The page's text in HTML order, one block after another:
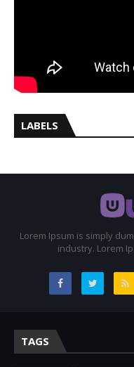
LABELS
Lorem Ipsum is simply
industry. Lorem
TAGS